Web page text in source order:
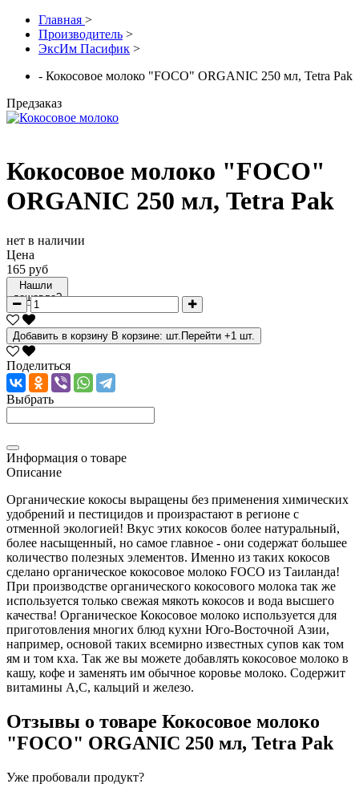
Главная >
Производитель >
ЭксИм Пасифик >
- Кокосовое молоко "FOCO" ORGANIC 250 мл, Tetra Pak
Предзаказ
Кокосовое молоко "FOCO"
ORGANIC 250 мл, Tetra Pak
нет в наличии
Цена
165 руб
Нашли
дешевле?
Добавить в корзину В корзине: шт. Перейти +1 шт.
Поделиться
Выбрать
Информация о товаре
Описание
Органические кокосы выращены без применения химических
удобрений и пестицидов и произрастают в регионе с
отменной экологией! Вкус этих кокосов более натуральный,
более насыщенный, но самое главное - они содержат большее
количество полезных элементов. Именно из таких кокосов
сделано органическое кокосовое молоко FOCO из Таиланда!
При производстве органического кокосового молока так же
используется только свежая мякоть кокосов и вода высшего
качества! Органическое Кокосовое молоко используется для
приготовления многих блюд кухни Юго-Восточной Азии,
например, основой таких всемирно известных супов как том
ям и том кха. Так же вы можете добавлять кокосовое молоко в
кашу, кофе и заменять им обычное коровье молоко. Содержит
витамины А,С, кальций и железо.
Отзывы о товаре Кокосовое молоко
"FOCO" ORGANIC 250 мл, Tetra Pak
Уже пробовали продукт?